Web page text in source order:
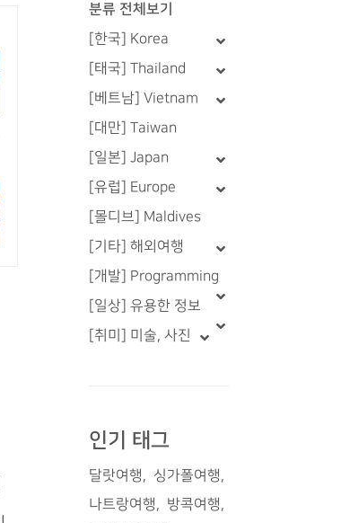
분류 전체보기
[한국] Korea
[태국] Thailand
[베트남] Vietnam
[대만] Taiwan
[일본] Japan
[유럽] Europe
[몰디브] Maldives
[기타] 해외여행
[개발] Programming
[일상] 유용한 정보
[취미] 미술, 사진
인기 태그
달랏여행
싱가폴여행
나트랑여행
방콕여행